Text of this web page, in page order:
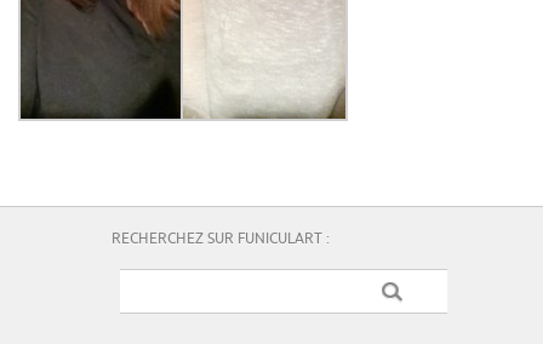
RECHERCHEZ SUR FUNICULART :